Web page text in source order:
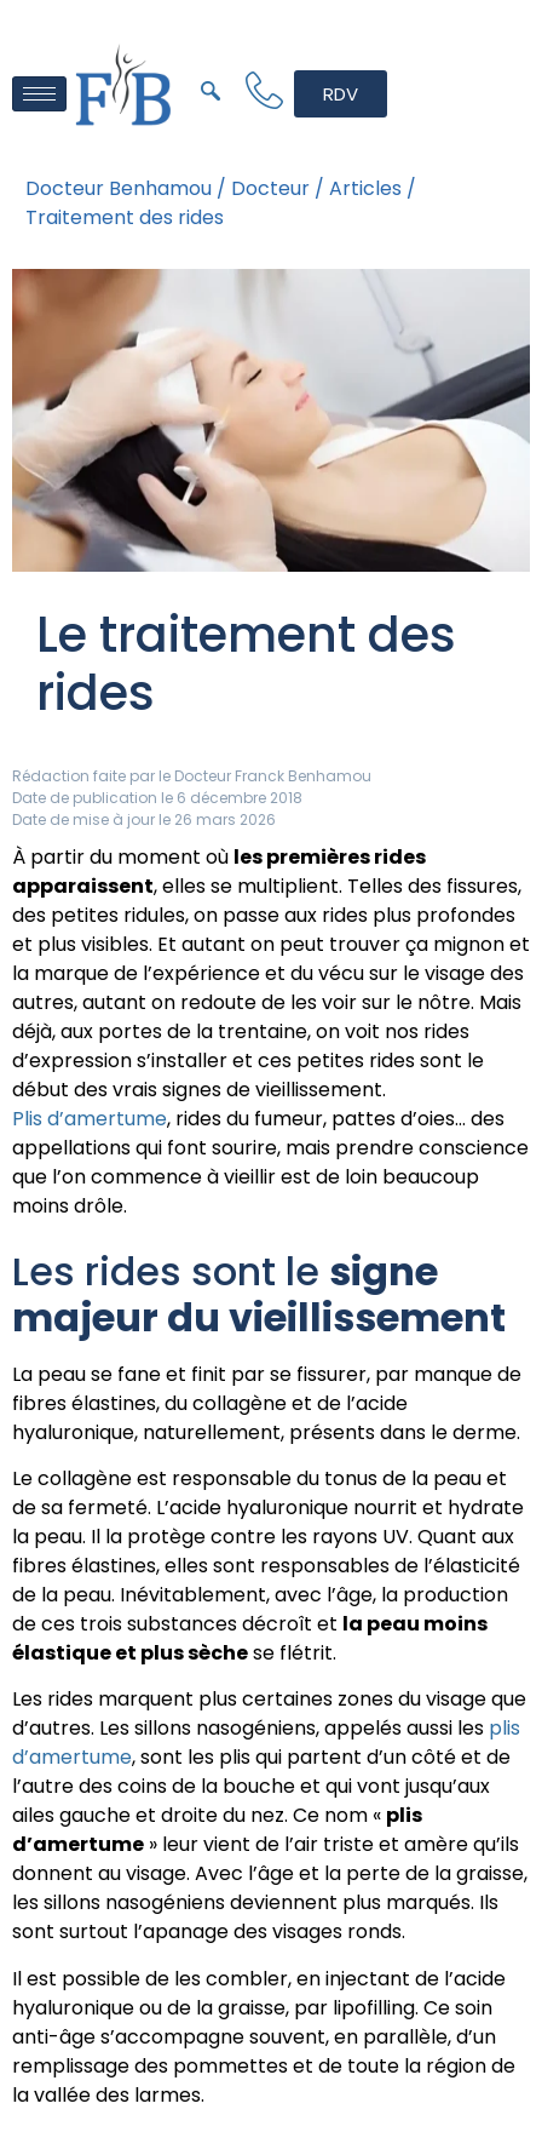
RDV
Docteur Benhamou / Docteur / Articles /
Traitement des rides
Le traitement des
rides
Rédaction faite par le Docteur Franck Benhamou
Date de publication le 6 décembre 2018
Date de mise à jour le 26 mars 2026
À partir du moment où les premières rides
apparaissent, elles se multiplient. Telles des fissures,
des petites ridules, on passe aux rides plus profondes
et plus visibles. Et autant on peut trouver ça mignon et
la marque de l’expérience et du vécu sur le visage des
autres, autant on redoute de les voir sur le nôtre. Mais
déjà, aux portes de la trentaine, on voit nos rides
d’expression s’installer et ces petites rides sont le
début des vrais signes de vieillissement.
Plis d’amertume, rides du fumeur, pattes d’oies… des
appellations qui font sourire, mais prendre conscience
que l’on commence à vieillir est de loin beaucoup
moins drôle.
Les rides sont le signe
majeur du vieillissement
La peau se fane et finit par se fissurer, par manque de
fibres élastines, du collagène et de l’acide
hyaluronique, naturellement, présents dans le derme.
Le collagène est responsable du tonus de la peau et
de sa fermeté. L’acide hyaluronique nourrit et hydrate
la peau. Il la protège contre les rayons UV. Quant aux
fibres élastines, elles sont responsables de l’élasticité
de la peau. Inévitablement, avec l’âge, la production
de ces trois substances décroît et la peau moins
élastique et plus sèchese flétrit.
Les rides marquent plus certaines zones du visage que
d’autres. Les sillons nasogéniens, appelés aussi les plis
d’amertume, sont les plis qui partent d’un côté et de
l’autre des coins de la bouche et qui vont jusqu’aux
ailes gauche et droite du nez. Ce nom « plis
d’amertume » leur vient de l’air triste et amère qu’ils
donnent au visage. Avec l’âge et la perte de la graisse,
les sillons nasogéniens deviennent plus marqués. Ils
sont surtout l’apanage des visages ronds.
Il est possible de les combler, en injectant de l’acide
hyaluronique ou de la graisse, par lipofilling. Ce soin
anti-âge s’accompagne souvent, en parallèle, d’un
remplissage des pommettes et de toute la région de
la vallée des larmes.